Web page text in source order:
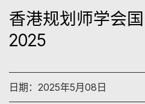
香港规划师学会
2025
日期：2025年5月08日